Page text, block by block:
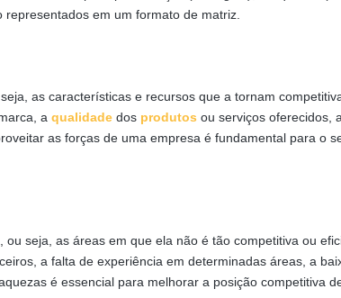
em um formato de matriz.
as características e recursos que a tornam
a qualidade dos produtos ou serviços oferecidos,
as forças de uma empresa é fundamental para o
seja, as áreas em que ela não é tão competitiva ou
a falta de experiência em determinadas áreas, a
é essencial para melhorar a posição competitiva